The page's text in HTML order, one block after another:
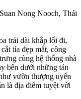
trải dài khắp lối đi,
tỉa đẹp mắt, công
cùng hệ thống nhà
bên dưới những tán
vườn thượng uyển
là địa điểm tuyệt vời